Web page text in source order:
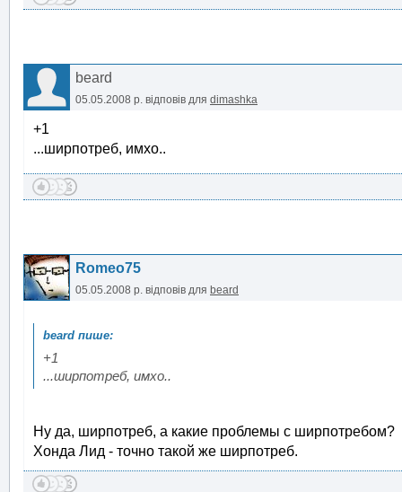
beard
05.05.2008 р. відповів для dimashka
+1
...ширпотреб, имхо..
Romeo75
05.05.2008 р. відповів для beard
+1
...ширпотреб, имхо..
Ну да, ширпотреб, а какие проблемы с ширпотребом?
Хонда Лид - точно такой же ширпотреб.